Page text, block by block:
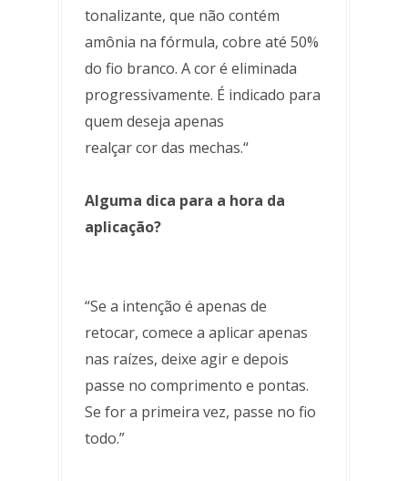
tonalizante, que não contém
amônia na fórmula, cobre até 50%
do fio branco. A cor é eliminada
progressivamente. É indicado para
quem deseja apenas
realçar cor das mechas.“
Alguma dica para a hora da
aplicação?
“Se a intenção é apenas de
retocar, comece a aplicar apenas
nas raízes, deixe agir e depois
passe no comprimento e pontas.
Se for a primeira vez, passe no fio
todo.”